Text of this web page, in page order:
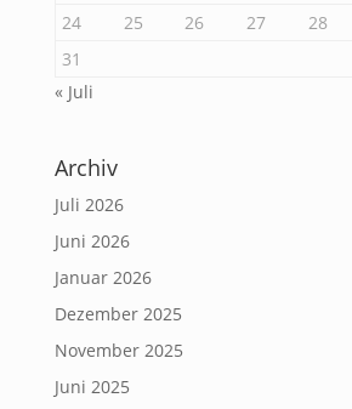
24
25 26 27 28
31
« Juli
Archiv
Juli 2026
Juni 2026
Januar 2026
Dezember 2025
November 2025
Juni 2025